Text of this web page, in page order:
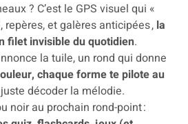
? C’est le GPS visuel qui «
repères, et galères anticipées , la
filet invisible du quotidien.
la tuile, un rond qui donne
chaque forme te pilote au
décoder la mélodie.
noir au prochain rond-point :